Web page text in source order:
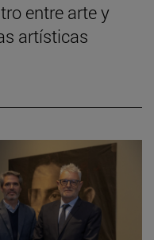
entre arte y
artísticas